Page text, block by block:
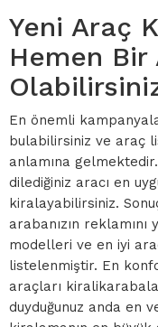
Yeni Araç
Hemen Bir
En önemli
bulabilirsiniz ve araç
anlamına
dilediğiniz aracı en
kiralayabilirsiniz.
arabanızın
modelleri ve en iyi
listelenmiştir. En
araçları
duyduğunuz anda en